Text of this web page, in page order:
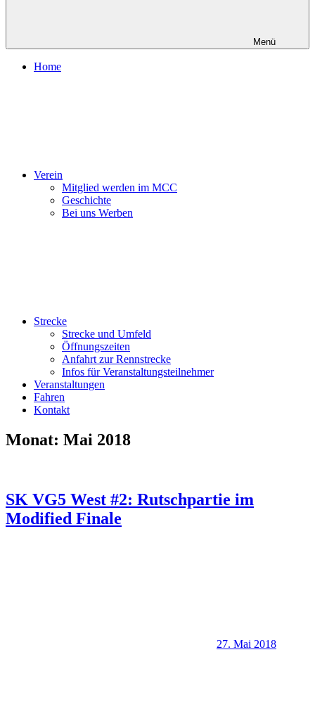
Menü
Home
Verein
Mitglied werden im MCC
Geschichte
Bei uns Werben
Strecke
Strecke und Umfeld
Öffnungszeiten
Anfahrt zur Rennstrecke
Infos für Veranstaltungsteilnehmer
Veranstaltungen
Fahren
Kontakt
Monat: Mai 2018
SK VG5 West #2: Rutschpartie im
Modified Finale
27. Mai 2018